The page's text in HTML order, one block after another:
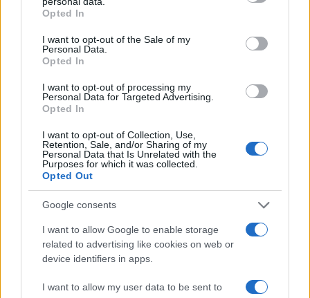
Opted In
I want to opt-out of the Sale of my
Personal Data.
Opted In
I want to opt-out of processing my
Personal Data for Targeted Advertising.
Opted In
I want to opt-out of Collection, Use,
Retention, Sale, and/or Sharing of my
Personal Data that Is Unrelated with the
Purposes for which it was collected.
Opted Out
Google consents
I want to allow Google to enable storage
related to advertising like cookies on web or
device identifiers in apps.
I want to allow my user data to be sent to
azienda produttrice di semiconduttori più grande
della Cina, peraltro collegata alla megafabbrica
della Tesla per la fornitura di una parte dei suoi
Ad ogni modo, sarà tutto da dimostrare se queste
aziende “a corsia preferenziale” saranno capaci di
gestire al meglio la difficile contingenza
economico-sanitaria, visto che dovranno
soddisfare immediatamente numerosi e rigorosi
parametri, tra cui la puntigliosa attenzione nella
vigilanza dell’ esposizione dei dipendenti rimasti
all’interno delle fabbriche durante il lockdown con
gli altri operai specializzati che rientreranno in
questi giorni. In alcuni casi la produzione partirà